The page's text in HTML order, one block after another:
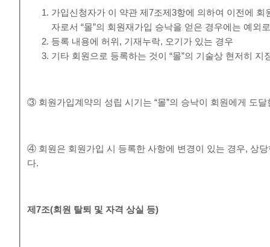
가입신청자가 이 약관 제7조제3항에 의하여 이전에
자로서 “몰”의 회원재가입 승낙을 얻은 경우에는 예외
등록 내용에 허위, 기재누락, 오기가 있는 경우
기타 회원으로 등록하는 것이 “몰”의 기술상 현저히 지
③ 회원가입계약의 성립 시기는 “몰”의 승낙이 회원에게 도
④ 회원은 회원가입 시 등록한 사항에 변경이 있는 경우, 상
다.
제7조(회원 탈퇴 및 자격 상실 등)